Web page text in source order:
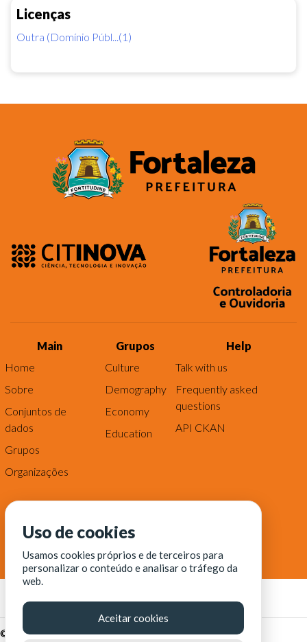
Licenças
Outra (Domínio Públ...(1)
Main
Home
Sobre
Conjuntos de
dados
Grupos
Organizações
Grupos
Culture
Demography
Economy
Education
Help
Talk with us
Frequently asked
questions
API CKAN
© Fortaleza Digital || CITINOVA - Fundação de Ciência,
Uso de cookies
Usamos cookies próprios e de terceiros para
personalizar o conteúdo e analisar o tráfego da
web.
Aceitar cookies